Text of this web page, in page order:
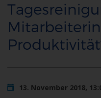
13. November 2018,